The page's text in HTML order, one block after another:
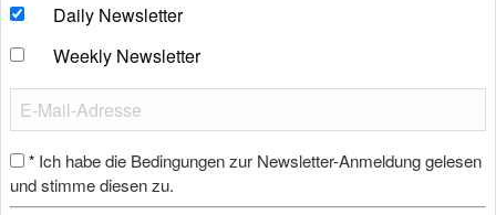
Daily Newsletter
Weekly Newsletter
* Ich habe die Bedingungen zur Newsletter-Anmeldung gelesen
und stimme diesen zu.